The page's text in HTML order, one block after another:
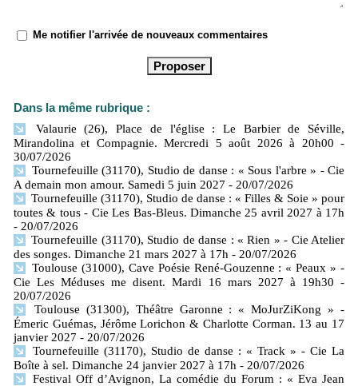
Me notifier l'arrivée de nouveaux commentaires
Dans la même rubrique :
Valaurie (26), Place de l'église : Le Barbier de Séville,
Mirandolina et Compagnie. Mercredi 5 août 2026 à 20h00 -
30/07/2026
Tournefeuille (31170), Studio de danse : « Sous l'arbre » - Cie
A demain mon amour. Samedi 5 juin 2027 - 20/07/2026
Tournefeuille (31170), Studio de danse : « Filles & Soie » pour
toutes & tous - Cie Les Bas-Bleus. Dimanche 25 avril 2027 à 17h
- 20/07/2026
Tournefeuille (31170), Studio de danse : « Rien » - Cie Atelier
des songes. Dimanche 21 mars 2027 à 17h - 20/07/2026
Toulouse (31000), Cave Poésie René-Gouzenne : « Peaux » -
Cie Les Méduses me disent. Mardi 16 mars 2027 à 19h30 -
20/07/2026
Toulouse (31300), Théâtre Garonne : « MoJurZiKong » -
Émeric Guémas, Jérôme Lorichon & Charlotte Corman. 13 au 17
janvier 2027 - 20/07/2026
Tournefeuille (31170), Studio de danse : « Track » - Cie La
Boîte à sel. Dimanche 24 janvier 2027 à 17h - 20/07/2026
Festival Off d’Avignon, La comédie du Forum : « Eva Jean